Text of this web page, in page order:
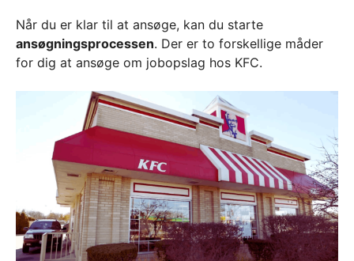
Når du er klar til at ansøge, kan du starte
ansøgningsprocessen. Der er to forskellige måder
for dig at ansøge om jobopslag hos KFC.